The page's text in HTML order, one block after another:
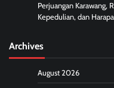
Perjuangan Karawang,
Kepedulian, dan
Archives
August 2026